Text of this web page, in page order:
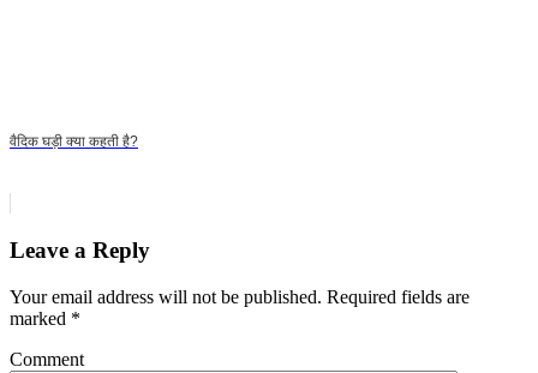
वैदिक घड़ी क्या कहती है?
Leave a Reply
Your email address will not be published. Required fields are
marked *
Comment